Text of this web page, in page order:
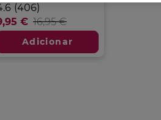
(406)
estrelas.
€ 16,95 €
Adicionar